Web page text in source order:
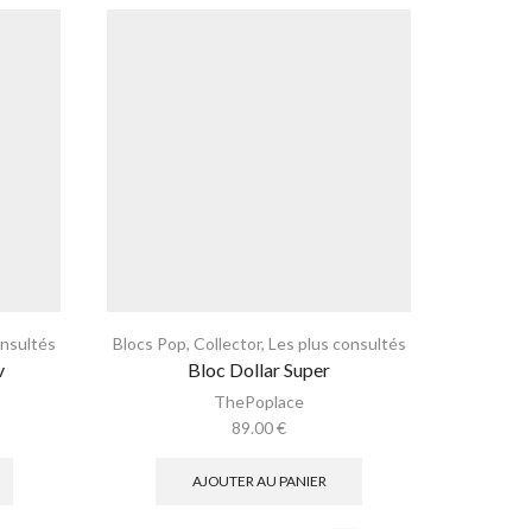
Blocs Pop, Collector, Les plus consultés
Bloc Dollar Super
ThePoplace
89.00€
AJOUTER AU PANIER